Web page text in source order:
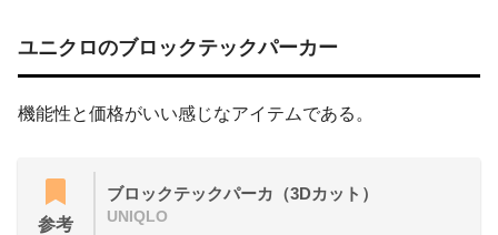
ユニクロのブロックテックパーカー
機能性と価格がいい感じなアイテムである。
参考
ブロックテックパーカ（3Dカット）
UNIQLO